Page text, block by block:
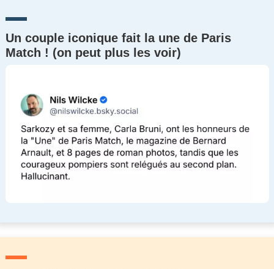
Un couple iconique fait la une de Paris
Match ! (on peut plus les voir)